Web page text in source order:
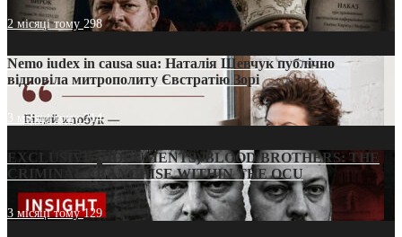
2 місяці тому 298
Nemo iudex in causa sua: Наталія Шевчук публічно
відповіла митрополиту Євстратію Зорі
3 місяці тому214
EXCLUSIVE (DOCUMENTS)/BLOOD BROTHERS: THE
CRIMINAL FRANCHISE WITHIN THE OCU
3 місяці тому129